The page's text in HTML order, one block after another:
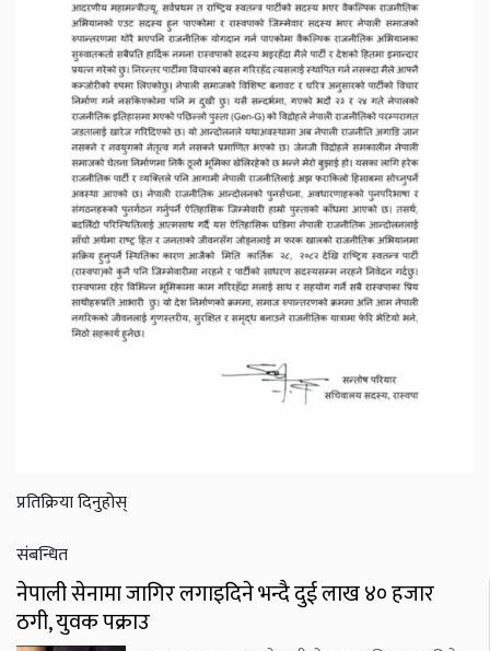
प्रतिक्रिया दिनुहोस्
संबन्धित
नेपाली सेनामा जागिर लगाइदिने भन्दै दुई लाख ४० हजार
ठगी, युवक पक्राउ